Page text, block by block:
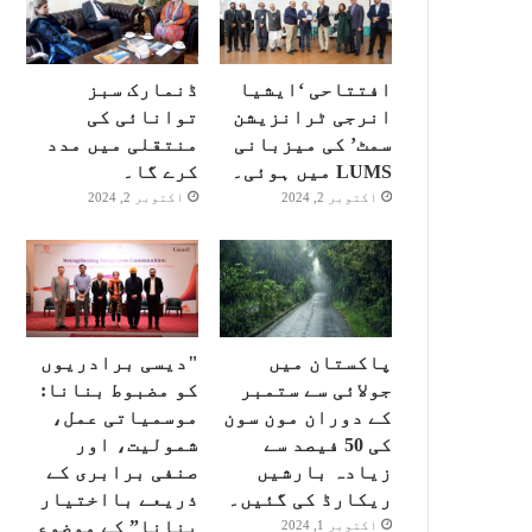
افتتاحی ‘ایشیا
انرجی ٹرانزیشن
سمٹ’ کی میزبانی
LUMS میں ہوئی۔
اکتوبر 2, 2024
ڈنمارک سبز
توانائی کی
منتقلی میں مدد
کرے گا۔
اکتوبر 2, 2024
پاکستان میں
جولائی سے ستمبر
کے دوران مون سون
کی 50 فیصد سے
زیادہ بارشیں
ریکارڈ کی گئیں۔
اکتوبر 1, 2024
"دیسی برادریوں
کو مضبوط بنانا:
موسمیاتی عمل،
شمولیت، اور
صنفی برابری کے
ذریعے بااختیار
بنانا” کے موضوع